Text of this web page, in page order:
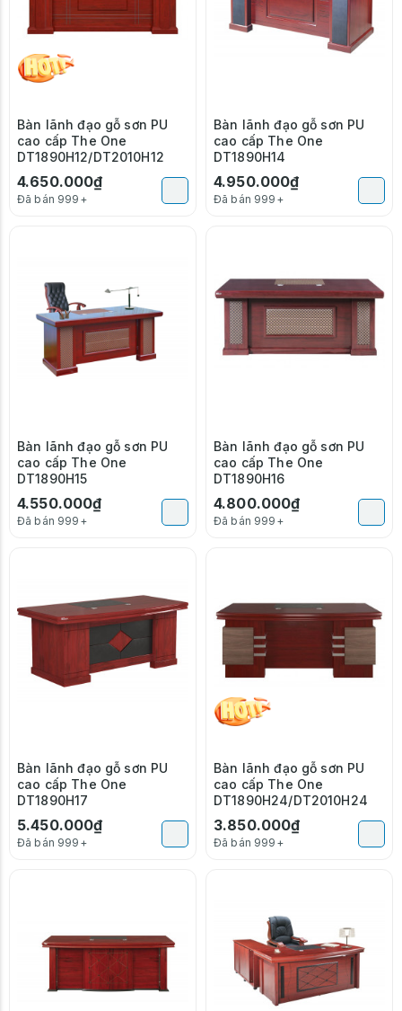
Bàn lãnh đạo gỗ sơn PU
cao cấp The One
DT1890H12/DT2010H12
4.650.000₫
Đã bán 999+
Bàn lãnh đạo gỗ sơn PU
cao cấp The One
DT1890H14
4.950.000₫
Đã bán 999+
Bàn lãnh đạo gỗ sơn PU
cao cấp The One
DT1890H15
4.550.000₫
Đã bán 999+
Bàn lãnh đạo gỗ sơn PU
cao cấp The One
DT1890H16
4.800.000₫
Đã bán 999+
Bàn lãnh đạo gỗ sơn PU
cao cấp The One
DT1890H17
5.450.000₫
Đã bán 999+
Bàn lãnh đạo gỗ sơn PU
cao cấp The One
DT1890H24/DT2010H24
3.850.000₫
Đã bán 999+